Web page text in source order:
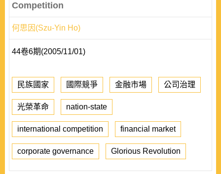
Competition
何思因(Szu-Yin Ho)
44卷6期(2005/11/01)
民族國家 國際競爭 金融市場 公司治理
光榮革命 nation-state
international competition financial market
corporate governance Glorious Revolution